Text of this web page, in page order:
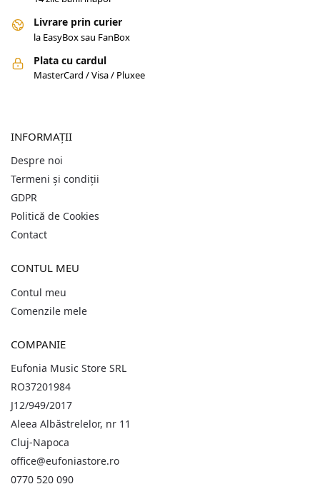
Livrare prin curier
la EasyBox sau FanBox
Plata cu cardul
MasterCard / Visa / Pluxee
INFORMAȚII
Despre noi
Termeni și condiții
GDPR
Politică de Cookies
Contact
CONTUL MEU
Contul meu
Comenzile mele
COMPANIE
Eufonia Music Store SRL
RO37201984
J12/949/2017
Aleea Albăstrelelor, nr 11
Cluj-Napoca
office@eufoniastore.ro
0770 520 090